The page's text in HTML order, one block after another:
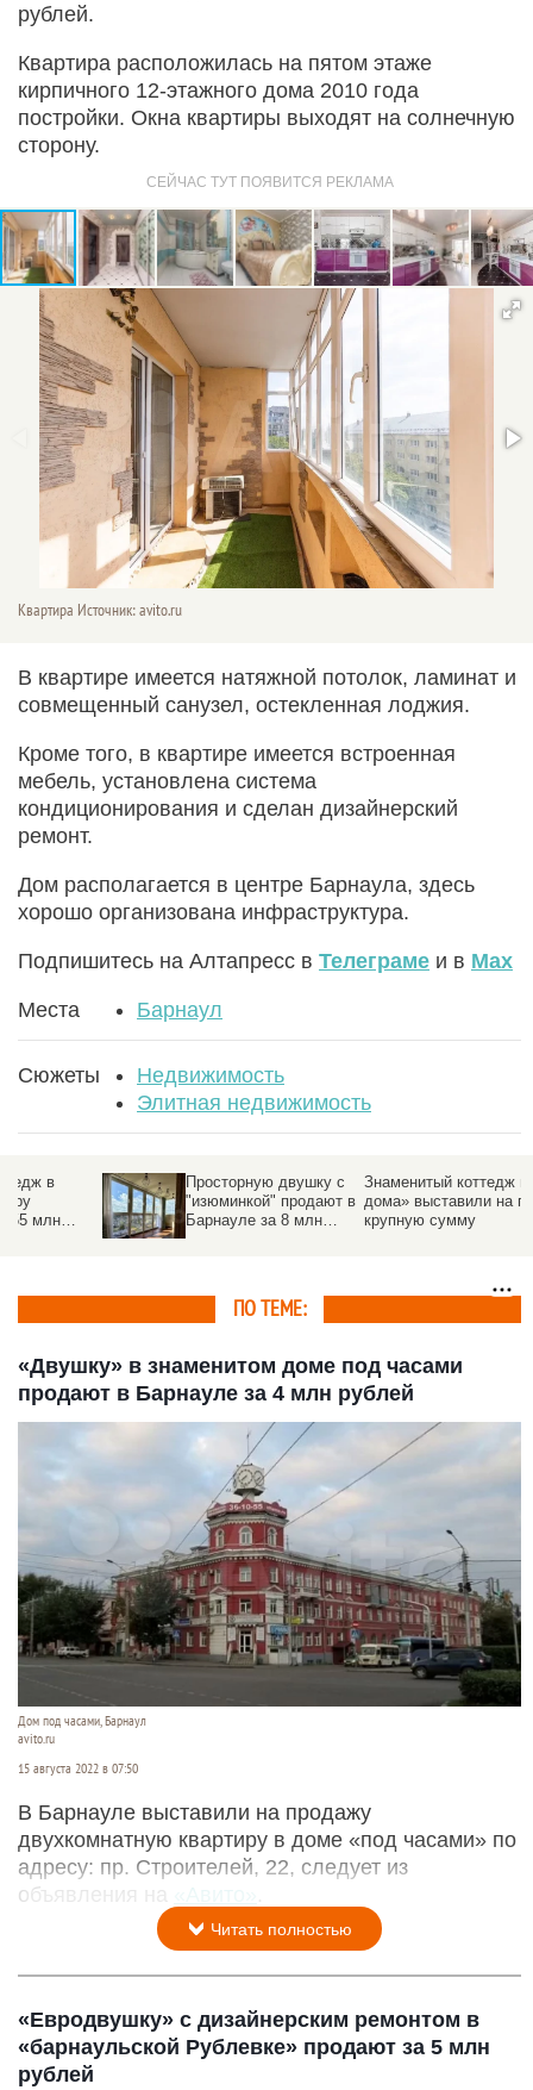
рублей.
Квартира расположилась на пятом этаже
кирпичного 12-этажного дома 2010 года
постройки. Окна квартиры выходят на солнечную
сторону.
Квартира Источник: avito.ru
В квартире имеется натяжной потолок, ламинат и
совмещенный санузел, остекленная лоджия.
Кроме того, в квартире имеется встроенная
мебель, установлена система
кондиционирования и сделан дизайнерский
ремонт.
Дом располагается в центре Барнаула, здесь
хорошо организована инфраструктура.
Подпишитесь на Алтапресс в Телеграме и в Max
Места Барнаул
Сюжеты
Недвижимость
Элитная недвижимость
Просторную двушку с
"изюминкой" продают в
Барнауле за 8 млн
рублей
Знаменитый коттедж из «Один
дома» выставили на продажу за
крупную сумму
ПО ТЕМЕ:
«Двушку» в знаменитом доме под часами
продают в Барнауле за 4 млн рублей
Дом под часами, Барнаул
avito.ru
15 августа 2022 в 07:50
В Барнауле выставили на продажу
двухкомнатную квартиру в доме «под часами» по
адресу: пр. Строителей, 22, следует из
объявления на
«Авито»
Читать полностью
«Евродвушку» с дизайнерским ремонтом в
«барнаульской Рублевке» продают за 5 млн
рублей